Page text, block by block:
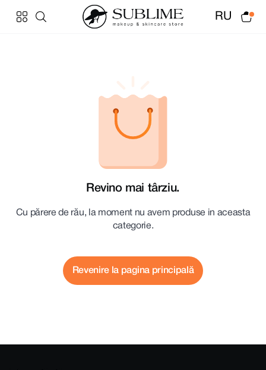
RU
Revino mai târziu.
Cu părere de rău, la moment nu avem produse in aceasta
categorie.
Revenire la pagina principală